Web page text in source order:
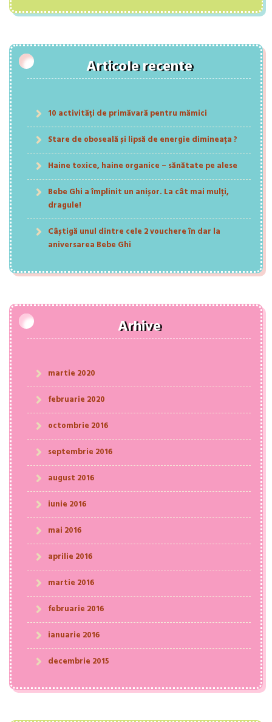
Articole recente
10 activități de primăvară pentru mămici
Stare de oboseală și lipsă de energie dimineața ?
Haine toxice, haine organice – sănătate pe alese
Bebe Ghi a împlinit un anișor. La cât mai mulți,
dragule!
Câștigă unul dintre cele 2 vouchere în dar la
aniversarea Bebe Ghi
Arhive
martie 2020
februarie 2020
octombrie 2016
septembrie 2016
august 2016
iunie 2016
mai 2016
aprilie 2016
martie 2016
februarie 2016
ianuarie 2016
decembrie 2015